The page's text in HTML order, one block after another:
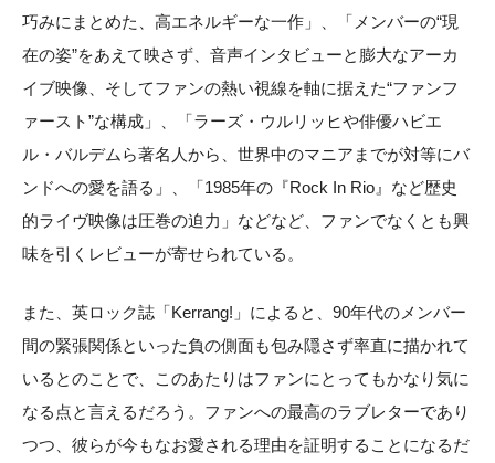
巧みにまとめた、高エネルギーな一作」、「メンバーの“現
在の姿”をあえて映さず、音声インタビューと膨大なアーカ
イブ映像、そしてファンの熱い視線を軸に据えた“ファンフ
ァースト”な構成」、「ラーズ・ウルリッヒや俳優ハビエ
ル・バルデムら著名人から、世界中のマニアまでが対等にバ
ンドへの愛を語る」、「1985年の『Rock In Rio』など歴史
的ライヴ映像は圧巻の迫力」などなど、ファンでなくとも興
味を引くレビューが寄せられている。
また、英ロック誌「Kerrang!」によると、90年代のメンバー
間の緊張関係といった負の側面も包み隠さず率直に描かれて
いるとのことで、このあたりはファンにとってもかなり気に
なる点と言えるだろう。ファンへの最高のラブレターであり
つつ、彼らが今もなお愛される理由を証明することになるだ